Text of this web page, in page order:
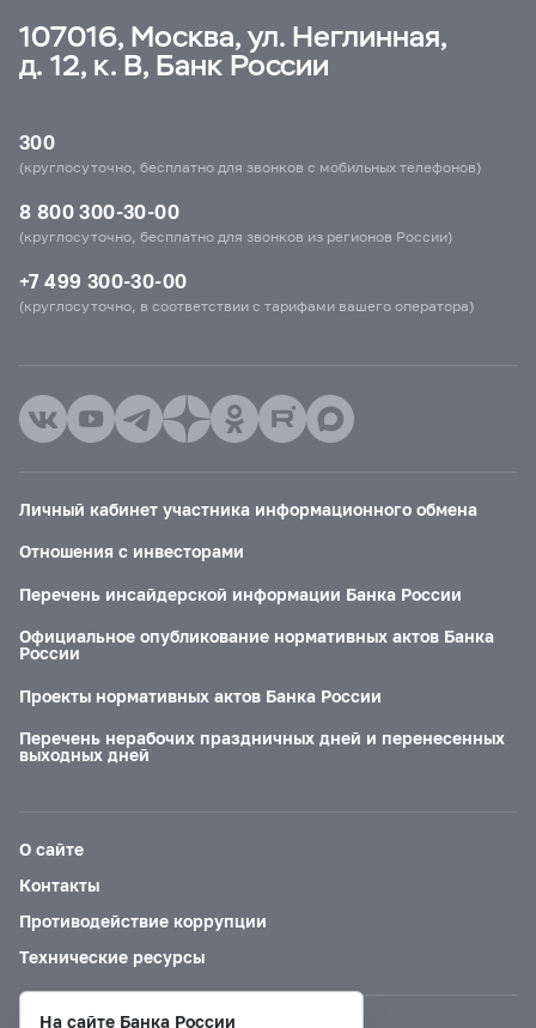
107016, Москва, ул. Неглинная,
д. 12, к. В, Банк России
300
(круглосуточно, бесплатно для звонков с мобильных телефонов)
8 800 300-30-00
(круглосуточно, бесплатно для звонков из регионов России)
+7 499 300-30-00
(круглосуточно, в соответствии с тарифами вашего оператора)
Личный кабинет участника информационного обмена
Отношения с инвесторами
Перечень инсайдерской информации Банка России
Официальное опубликование нормативных актов Банка
России
Проекты нормативных актов Банка России
Перечень нерабочих праздничных дней и перенесенных
выходных дней
О сайте
Контакты
Противодействие коррупции
Технические ресурсы
На сайте Банка России